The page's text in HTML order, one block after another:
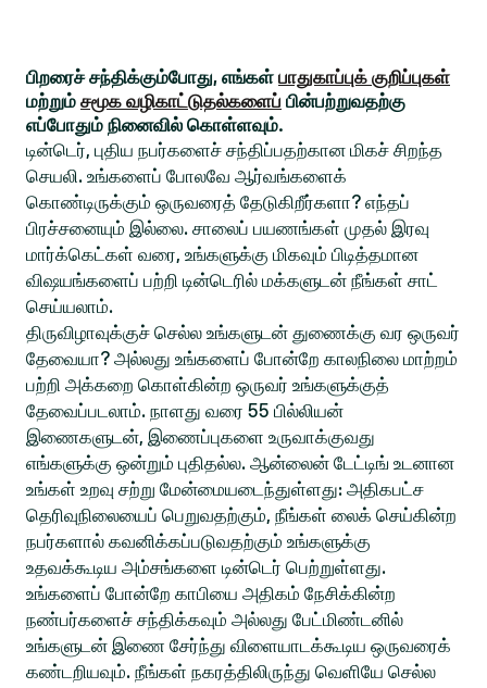
பிறரைச் சந்திக்கும்போது, எங்கள் பாதுகாப்புக் குறிப்புகள்
மற்றும் சமூக வழிகாட்டுதல்களைப் பின்பற்றுவதற்கு
எப்போதும் நினைவில் கொள்ளவும்.
டின்டெர், புதிய நபர்களைச் சந்திப்பதற்கான மிகச் சிறந்த
செயலி. உங்களைப் போலவே ஆர்வங்களைக்
கொண்டிருக்கும் ஒருவரைத் தேடுகிறீர்களா? எந்தப்
பிரச்சனையும் இல்லை. சாலைப் பயணங்கள் முதல் இரவு
மார்க்கெட்கள் வரை, உங்களுக்கு மிகவும் பிடித்தமான
விஷயங்களைப் பற்றி டின்டெரில் மக்களுடன் நீங்கள் சாட்
செய்யலாம்.
திருவிழாவுக்குச் செல்ல உங்களுடன் துணைக்கு வர ஒருவர்
தேவையா? அல்லது உங்களைப் போன்றே காலநிலை மாற்றம்
பற்றி அக்கறை கொள்கின்ற ஒருவர் உங்களுக்குத்
தேவைப்படலாம். நாளது வரை 55 பில்லியன்
இணைகளுடன், இணைப்புகளை உருவாக்குவது
எங்களுக்கு ஒன்றும் புதிதல்ல. ஆன்லைன் டேட்டிங் உடனான
உங்கள் உறவு சற்று மேன்மையடைந்துள்ளது: அதிகபட்ச
தெரிவுநிலையைப் பெறுவதற்கும், நீங்கள் லைக் செய்கின்ற
நபர்களால் கவனிக்கப்படுவதற்கும் உங்களுக்கு
உதவக்கூடிய அம்சங்களை டின்டெர் பெற்றுள்ளது.
உங்களைப் போன்றே காபியை அதிகம் நேசிக்கின்ற
நண்பர்களைச் சந்திக்கவும் அல்லது பேட்மிண்டனில்
உங்களுடன் இணை சேர்ந்து விளையாடக்கூடிய ஒருவரைக்
கண்டறியவும். நீங்கள் நகரத்திலிருந்து வெளியே செல்ல